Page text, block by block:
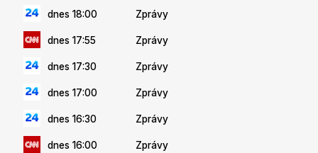
dnes 18:00 Zprávy
dnes 17:55 Zprávy
dnes 17:30 Zprávy
dnes 17:00 Zprávy
dnes 16:30 Zprávy
dnes 16:00 Zprávy